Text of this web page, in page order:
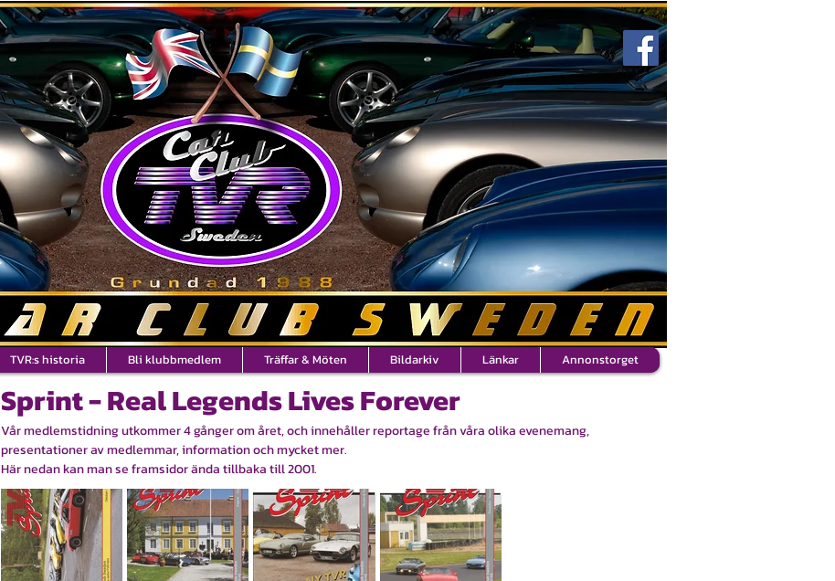
TVR:s historia Bli klubbmedlem Träffar & Möten Bildarkiv Länkar Annonstorget
Sprint - Real Legends Lives Forever
Vår medlemstidning utkommer 4 gånger om året, och innehåller reportage från våra olika evenemang,
presentationer av medlemmar, information och mycket mer.
Här nedan kan man se framsidor ända tillbaka till 2001.